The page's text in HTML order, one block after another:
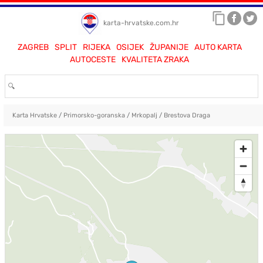
karta-hrvatske.com.hr
ZAGREB SPLIT RIJEKA OSIJEK ŽUPANIJE
AUTO KARTA
AUTOCESTE
KVALITETA ZRAKA
Karta Hrvatske/ Primorsko-goranska/ Mrkopalj / Brestova Draga